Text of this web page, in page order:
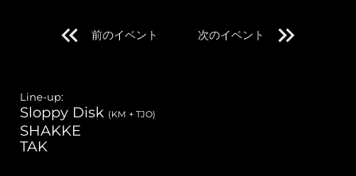
全国5ヵ所で開催される全国ツアーに先駆け、3/14 渋谷ENTERで
※You must be over 20 with photo ID.
本公演では20歳未満の方のご入場は一切お断りさせて頂きます。
年齢確認の為、ご入場の際に全ての方にIDチェックを実施しておりま
前のイベント 次のイベント
Line-up:
Sloppy Disk (KM + TJO)
SHAKKE
TAK